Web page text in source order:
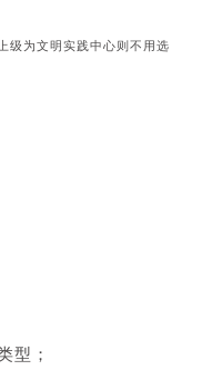
上级为文明实践中心则不用选
型；